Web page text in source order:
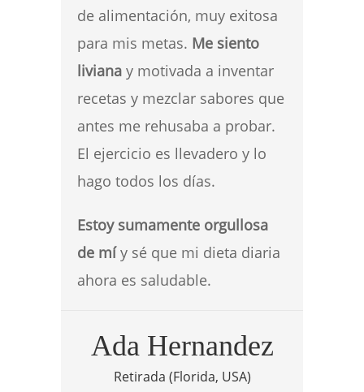
de alimentación, muy exitosa
para mis metas. Me siento
liviana y motivada a inventar
recetas y mezclar sabores que
antes me rehusaba a probar.
El ejercicio es llevadero y lo
hago todos los días.
Estoy sumamente orgullosa
de míy sé que mi dieta diaria
ahora es saludable.
Ada Hernandez
Retirada (Florida, USA)